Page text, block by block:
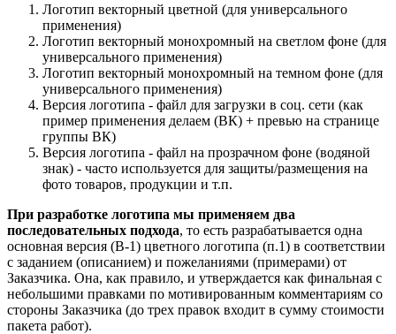
Логотип векторный цветной (для универсального
применения)
Логотип векторный монохромный на светлом фоне (для
универсального применения)
Логотип векторный монохромный на темном фоне (для
универсального применения)
Версия логотипа - файл для загрузки в соц. сети (как
пример применения делаем (ВК) + превью на странице
группы ВК)
Версия логотипа - файл на прозрачном фоне (водяной
знак) - часто используется для защиты/размещения на
фото товаров, продукции и т.п.
При разработке логотипа мы применяем два
последовательных подхода, то есть разрабатывается одна
основная версия (В-1) цветного логотипа (п.1) в соответствии
с заданием (описанием) и пожеланиями (примерами) от
Заказчика. Она, как правило, и утверждается как финальная с
небольшими правками по мотивированным комментариям со
стороны Заказчика (до трех правок входит в сумму стоимости
пакета работ).